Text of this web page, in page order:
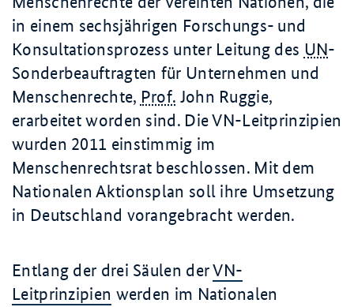
in einem sechsjährigen Forschungs- und
Konsultationsprozess unter Leitung des UN-
Sonderbeauftragten für Unternehmen und
Menschenrechte, Prof. John Ruggie,
erarbeitet worden sind. Die VN-Leitprinzipien
wurden 2011 einstimmig im
Menschenrechtsrat beschlossen. Mit dem
Nationalen Aktionsplan soll ihre Umsetzung
in Deutschland vorangebracht werden.
Entlang der drei Säulen derVN-
Leitprinzipien werden im Nationalen